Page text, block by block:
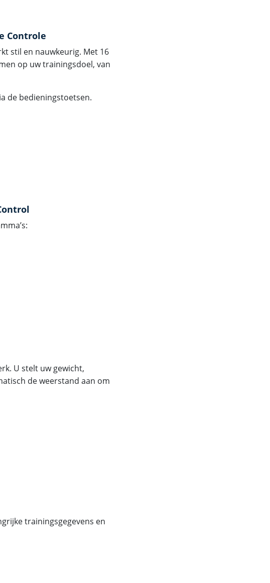
Controle
stil en nauwkeurig. Met 16
op uw trainingsdoel, van
de bedieningstoetsen.
U stelt uw gewicht,
de weerstand aan om
trainingsgegevens en